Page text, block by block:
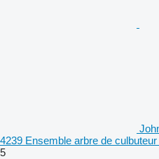
4239 Ensemble arbre de
5